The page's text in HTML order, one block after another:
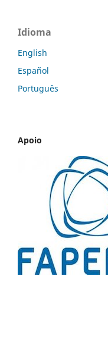
Idioma
English
Español
Português
Apoio